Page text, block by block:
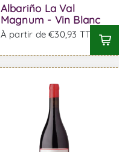
Albariño La Val
Magnum - Vin Blanc
À partir de €30,93 TTC